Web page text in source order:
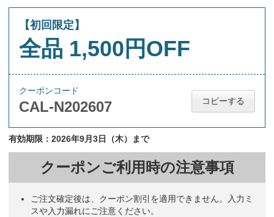
【初回限定】
全品 1,500円OFF
クーポンコード
CAL-N202607 コピーする
有効期限：2026年9月3日（木）まで
クーポンご利用時の注意事項
ご注文確定後は、クーポン割引を適用できません。入力ミ
スや入力漏れにご注意ください。